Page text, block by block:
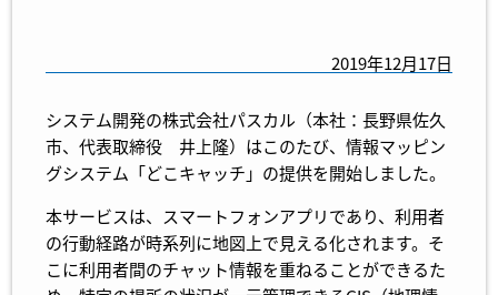
2019年12月17日
システム開発の株式会社パスカル（本社：長野県佐久
市、代表取締役 井上隆）はこのたび、情報マッピン
グシステム「どこキャッチ」の提供を開始しました。
本サービスは、スマートフォンアプリであり、利用者
の行動経路が時系列に地図上で見える化されます。そ
こに利用者間のチャット情報を重ねることができるた